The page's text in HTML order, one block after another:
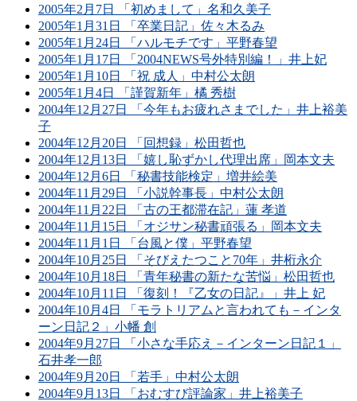
2005年2月7日 「初めまして」名和久美子
2005年1月31日 「卒業日記」佐々木るみ
2005年1月24日 「ハルモチです」平野春望
2005年1月17日 「2004NEWS号外特別編！」井上妃
2005年1月10日 「祝 成人」中村公太朗
2005年1月4日 「謹賀新年」橘 秀樹
2004年12月27日 「今年もお疲れさまでした」井上裕美
子
2004年12月20日 「回想録」松田哲也
2004年12月13日 「嬉し恥ずかし代理出席」岡本文夫
2004年12月6日 「秘書技能検定」増井絵美
2004年11月29日 「小説幹事長」中村公太朗
2004年11月22日 「古の王都滞在記」蓮 孝道
2004年11月15日 「オジサン秘書頑張る」岡本文夫
2004年11月1日 「台風と僕」平野春望
2004年10月25日 「そびえたつこと70年」井桁永介
2004年10月18日 「青年秘書の新たな苦悩」松田哲也
2004年10月11日 「復刻！『乙女の日記』」井上 妃
2004年10月4日 「モラトリアムと言われても－インタ
ーン日記２」小幡 創
2004年9月27日 「小さな手応え－インターン日記１」
石井孝一郎
2004年9月20日 「若手」中村公太朗
2004年9月13日 「おむすび評論家」井上裕美子